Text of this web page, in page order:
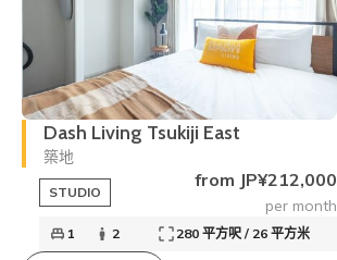
Dash Living Tsukiji East
築地
STUDIO
from JP¥212,000
per month
1 2 280 平方呎 / 26 平方米